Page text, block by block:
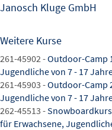
Janosch Kluge GmbH
Weitere Kurse
261-45902 -Outdoor-Camp
Jugendliche von 7 - 17
261-45903 -Outdoor-Camp
Jugendliche von 7 - 17
262-45513 -
für Erwachsene,